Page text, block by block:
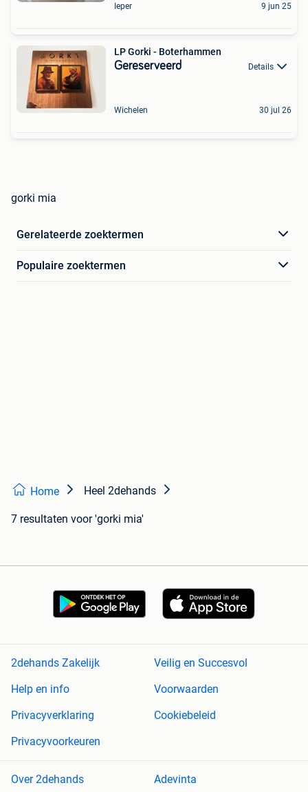
Ieper 9 jun 25
LP Gorki - Boterhammen
Gereserveerd Details
Wichelen 30 jul 26
gorki mia
Gerelateerde zoektermen
Populaire zoektermen
Home Heel 2dehands
7 resultaten voor 'gorki mia'
2dehands Zakelijk
Veilig en Succesvol
Help en info
Voorwaarden
Privacyverklaring
Cookiebeleid
Privacyvoorkeuren
Over 2dehands Adevinta